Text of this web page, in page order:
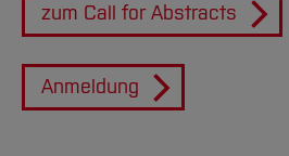
zum Call for Abstracts
Anmeldung